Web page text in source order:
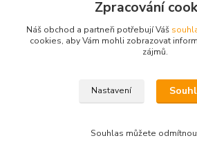
Zpracování
Náš obchod a partneři potřebují Váš
cookies, aby Vám mohli zobrazovat
zájmů.
Nastavení
Souhlas můžete